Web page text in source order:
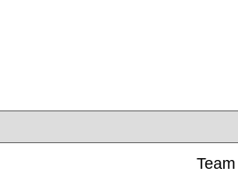
Team